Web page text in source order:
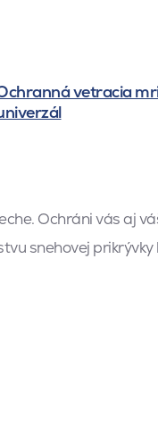
vetracia
Ochráni vás aj
snehovej